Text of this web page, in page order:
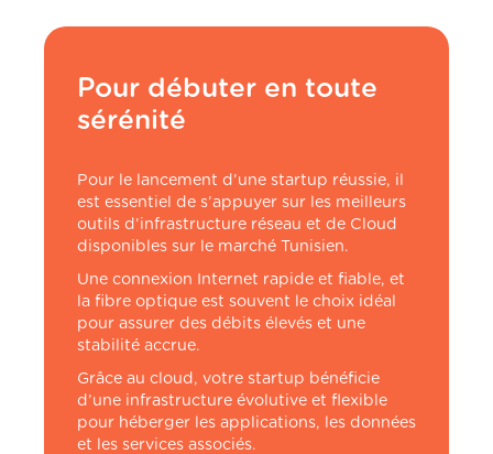
Pour débuter en toute
sérénité
Pour le lancement d’une startup réussie, il
est essentiel de s’appuyer sur les meilleurs
outils d’infrastructure réseau et de Cloud
disponibles sur le marché Tunisien.
Une connexion Internet rapide et fiable, et
la fibre optique est souvent le choix idéal
pour assurer des débits élevés et une
stabilité accrue.
Grâce au cloud, votre startup bénéficie
d’une infrastructure évolutive et flexible
pour héberger les applications, les données
et les services associés.